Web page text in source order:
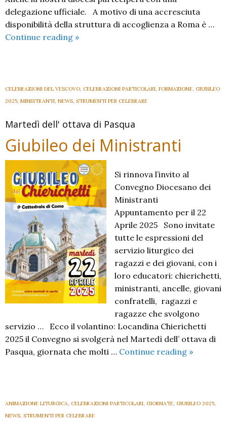
delegazione ufficiale. A motivo di una accresciuta
disponibilità della struttura di accoglienza a Roma è …
Continue reading Giubileo
Roma:
è
possibile
iscriversi
»
CELEBRAZIONI DEL VESCOVO, CELEBRAZIONI PARTICOLARI, FORMAZIONE, GIUBILEO
2025, MINISTRANTI, NEWS, STRUMENTI PER CELEBRARE
Martedì dell' ottava di Pasqua
Giubileo dei Ministranti
Si rinnova l’invito al
Convegno Diocesano dei
Ministranti
Appuntamento per il 22
Aprile 2025 Sono invitate
tutte le espressioni del
servizio liturgico dei
ragazzi e dei giovani, con i
loro educatori: chierichetti,
ministranti, ancelle, giovani
confratelli, ragazzi e
ragazze che svolgono
servizio … Ecco il volantino: Locandina Chierichetti
2025 il Convegno si svolgerà nel Martedì dell’ ottava di
Pasqua, giornata che molti … Continue reading Giubileo
»
ANIMAZIONE LITURGICA, CELEBRAZIONI PARTICOLARI, GIORNATE, GIUBILEO 2025,
NEWS, STRUMENTI PER CELEBRARE